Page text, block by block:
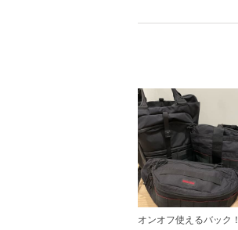
オンオフ使えるバック！